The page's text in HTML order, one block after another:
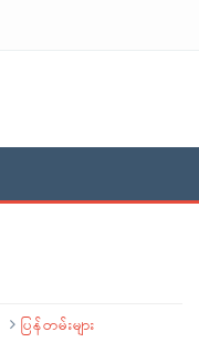
ပြန်တမ်းများ